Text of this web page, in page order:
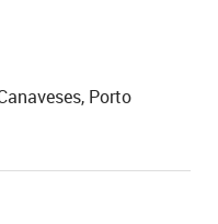
Porto